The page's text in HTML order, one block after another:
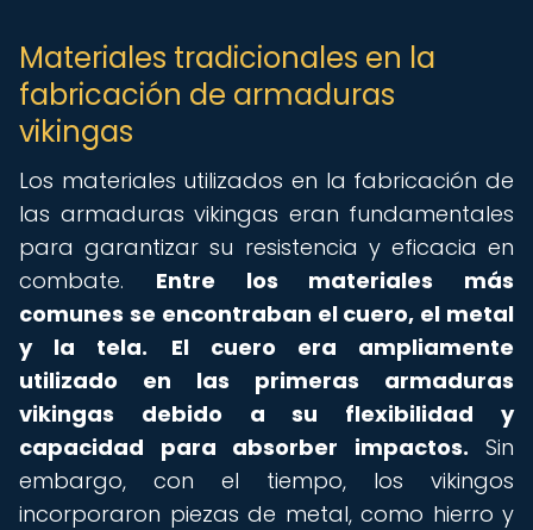
Materiales tradicionales en la
fabricación de armaduras
vikingas
Los materiales utilizados en la fabricación de
las armaduras vikingas eran fundamentales
para garantizar su resistencia y eficacia en
combate. Entre los materiales más
comunes se encontraban el cuero, el metal
y la tela.
El cuero era ampliamente
utilizado en las primeras armaduras
vikingas debido a su flexibilidad y
capacidad para absorber impactos. Sin
embargo, con el tiempo, los vikingos
incorporaron piezas de metal, como hierro y